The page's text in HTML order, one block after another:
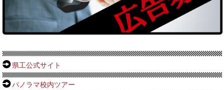
県工公式サイト
パノラマ校内ツアー